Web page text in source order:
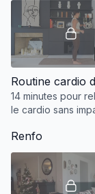
14 minutes pour
le cardio sans
Renfo